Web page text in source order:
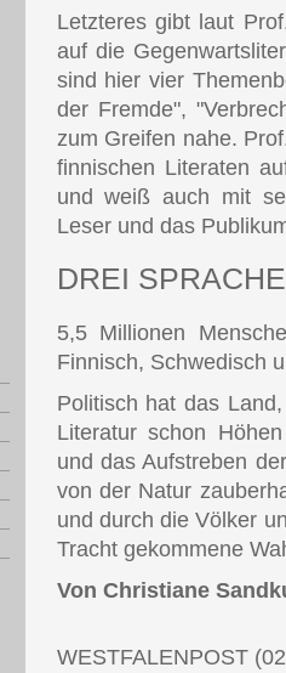
Letzteres gibt laut
auf die
sind hier vier
der Fremde",
zum Greifen nahe.
finnischen Literaten
und weiß auch mit
Leser und das
DREI
5,5 Millionen
Finnisch, Schwedisch
Politisch hat das
Literatur schon
und das Aufstreben
von der Natur
und durch die Völker
Tracht gekommene
Von Christiane
WESTFALENPOST